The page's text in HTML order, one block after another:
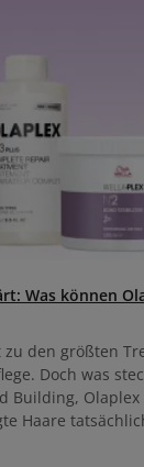
Was können
zu den größten
Doch was
Building,
Haare